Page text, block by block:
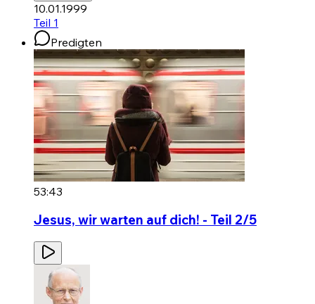
10.01.1999
Teil 1
Predigten
53:43
Jesus, wir warten auf dich! - Teil 2/5